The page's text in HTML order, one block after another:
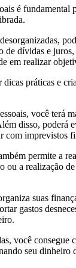
é fundamental
de dívidas e
em realizar
dicas práticas e
você terá
disso, poderá
com imprevistos
permite a
ou a realização
suas
gastos
você consegue
seu dinheiro